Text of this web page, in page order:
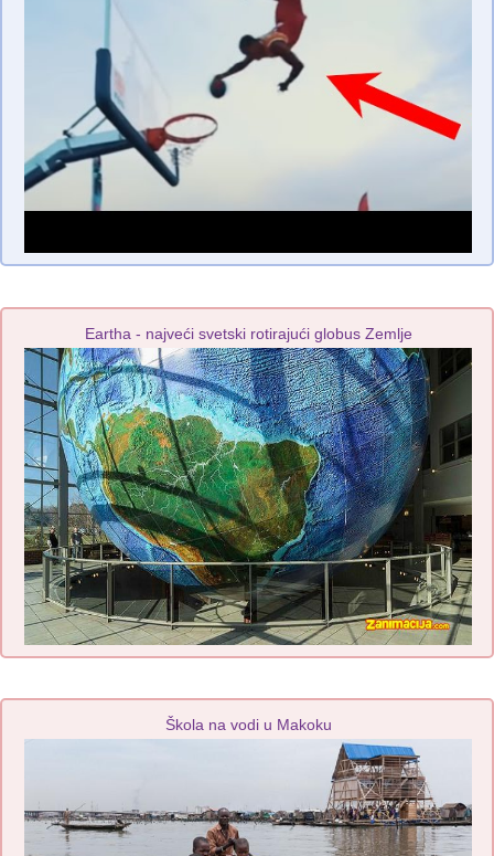
Eartha - najveći svetski rotirajući globus Zemlje
Škola na vodi u Makoku